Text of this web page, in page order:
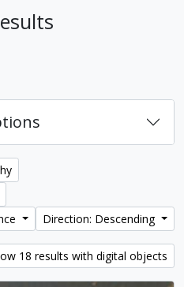
Direction: Descending
18 results with digital objects